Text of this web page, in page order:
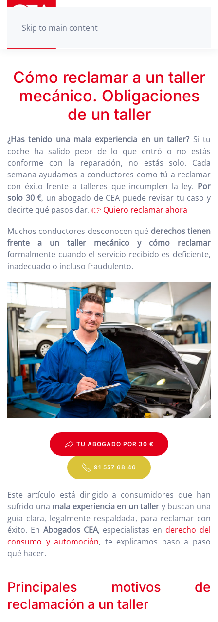
Skip to main content
Cómo reclamar a un taller
mecánico. Obligaciones
de un taller
¿Has tenido una mala experiencia en un taller? Si tu
coche ha salido peor de lo que entró o no estás
conforme con la reparación, no estás solo. Cada
semana ayudamos a conductores como tú a reclamar
con éxito frente a talleres que incumplen la ley. Por
solo 30 €, un abogado de CEA puede revisar tu caso y
decirte qué pasos dar. 👉 Quiero reclamar ahora
Muchos conductores desconocen qué derechos tienen
frente a un taller mecánico y cómo reclamar
formalmente cuando el servicio recibido es deficiente,
inadecuado o incluso fraudulento.
TU ABOGADO POR 30 €
91 557 68 46
Este artículo está dirigido a consumidores que han
sufrido una mala experiencia en un taller y buscan una
guía clara, legalmente respaldada, para reclamar con
éxito. En Abogados CEA, especialistas enderecho del
consumo y automoción, te explicamos paso a paso
qué hacer.
Principales motivos de
reclamación a un taller